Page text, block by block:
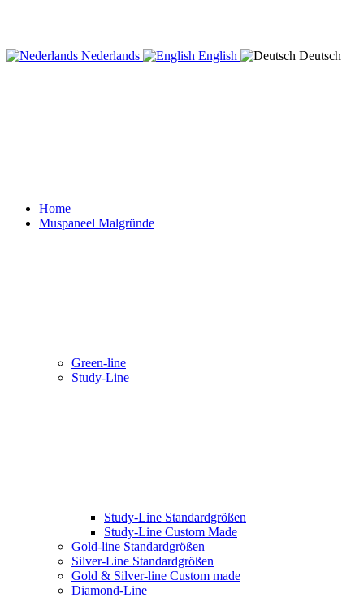
Nederlands English Deutsch
Home
Muspaneel Malgründe
Green-line
Study-Line
Study-Line Standardgrößen
Study-Line Custom Made
Gold-line Standardgrößen
Silver-Line Standardgrößen
Gold & Silver-line Custom made
Diamond-Line